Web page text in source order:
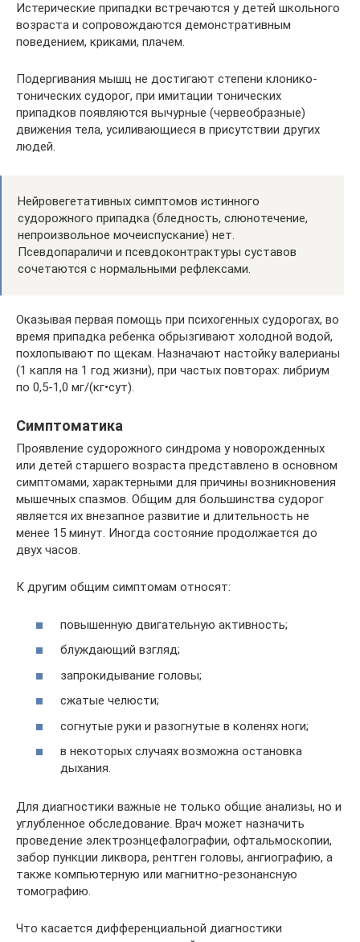
Истерические припадки встречаются у детей школьного
возраста и сопровождаются демонстративным
поведением, криками, плачем.
Подергивания мышц не достигают степени клонико-
тонических судорог, при имитации тонических
припадков появляются вычурные (червеобразные)
движения тела, усиливающиеся в присутствии других
людей.
Нейровегетативных симптомов истинного
судорожного припадка (бледность, слюнотечение,
непроизвольное мочеиспускание) нет.
Псевдопараличи и псевдоконтрактуры суставов
сочетаются с нормальными рефлексами.
Оказывая первая помощь при психогенных судорогах, во
время припадка ребенка обрызгивают холодной водой,
похлопывают по щекам. Назначают настойку валерианы
(1 капля на 1 год жизни), при частых повторах: либриум
по 0,5-1,0 мг/(кг•сут).
Симптоматика
Проявление судорожного синдрома у новорожденных
или детей старшего возраста представлено в основном
симптомами, характерными для причины возникновения
мышечных спазмов. Общим для большинства судорог
является их внезапное развитие и длительность не
менее 15 минут. Иногда состояние продолжается до
двух часов.
К другим общим симптомам относят:
повышенную двигательную активность;
блуждающий взгляд;
запрокидывание головы;
сжатые челюсти;
согнутые руки и разогнутые в коленях ноги;
в некоторых случаях возможна остановка
дыхания.
Для диагностики важные не только общие анализы, но и
углубленное обследование. Врач может назначить
проведение электроэнцефалографии, офтальмоскопии,
забор пункции ликвора, рентген головы, ангиографию, а
также компьютерную или магнитно-резонансную
томографию.
Что касается дифференциальной диагностики